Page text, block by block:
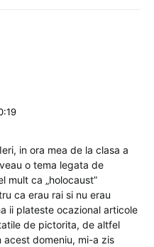
in ora mea de la clasa a
o tema legata de
mult ca „holocaust”
ca erau rai si nu erau
ii plateste ocazional articole
de pictorita, de altfel
domeniu, mi-a zis